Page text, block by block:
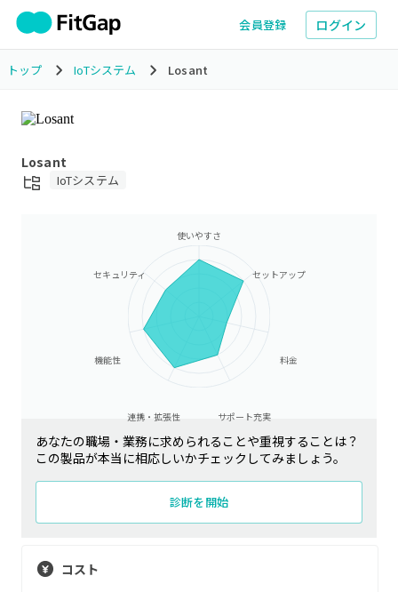
会員登録 ログイン
トップ IoTシステム Losant
Losant
IoTシステム
使いやすさ
セットアップ
料金
サポート充実
連携・拡張性
機能性
セキュリティ
あなたの職場・業務に求められることや重視することは？
この製品が本当に相応しいかチェックしてみましょう。
診断を開始
コスト